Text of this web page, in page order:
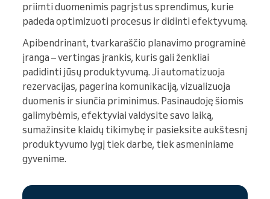
priimti duomenimis pagrįstus sprendimus, kurie
padeda optimizuoti procesus ir didinti efektyvumą.
Apibendrinant, tvarkaraščio planavimo programinė
įranga – vertingas įrankis, kuris gali ženkliai
padidinti jūsų produktyvumą. Ji automatizuoja
rezervacijas, pagerina komunikaciją, vizualizuoja
duomenis ir siunčia priminimus. Pasinaudoję šiomis
galimybėmis, efektyviai valdysite savo laiką,
sumažinsite klaidų tikimybę ir pasieksite aukštesnį
produktyvumo lygį tiek darbe, tiek asmeniniame
gyvenime.